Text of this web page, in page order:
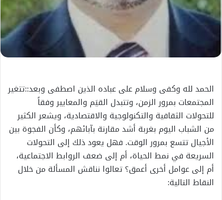
الحمد لله وكفى وسلام على عباده الذين اصطفى وبعد::تتغير
المجتمعات بمرور الزمن، وتتبدل القيَم والمعايير وفقاً
للتحولات الثقافية والتكنولوجية والاقتصادية، ويشعر الكثير
من الشباب اليوم بغربة أشد مقارنة بآبائهم، وكأن الفجوة بين
الأجيال تتسع بمرور الوقت. فهل يعود ذلك إلى التحولات
السريعة في نمط الحياة، أم إلى ضعف الروابط الاجتماعية،
أم إلى عوامل أخرى أعمق؟ تعالوا نناقش المسألة من خلال
النقاط التالية: